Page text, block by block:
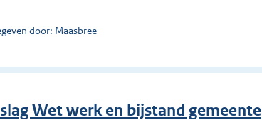
door: Maasbree
Wet werk en bijstand gemeente